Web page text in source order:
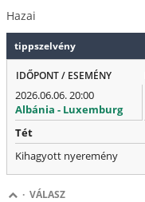
Hazai
tippszelvény
IDŐPONT / ESEMÉNY
2026.06.06. 20:00
Albánia - Luxemburg
Tét
Kihagyott nyeremény
· VÁLASZ